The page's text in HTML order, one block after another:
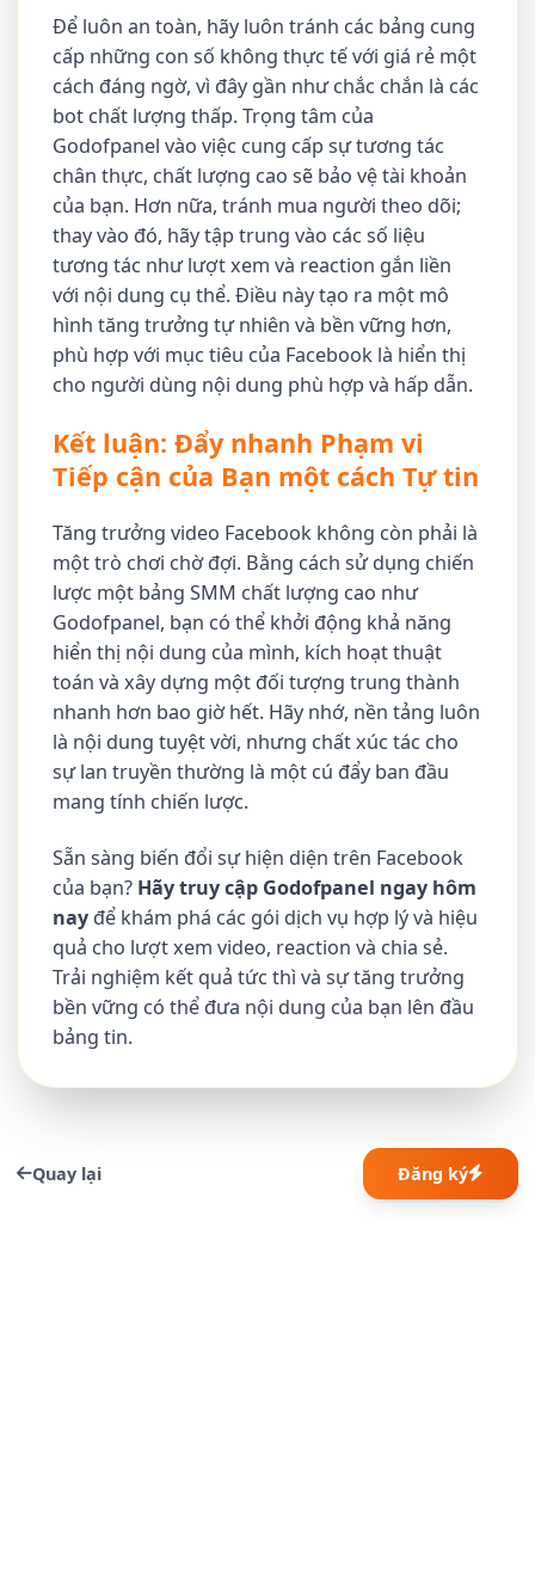
Để luôn an toàn, hãy luôn tránh các bảng cung
cấp những con số không thực tế với giá rẻ một
cách đáng ngờ, vì đây gần như chắc chắn là các
bot chất lượng thấp. Trọng tâm của
Godofpanel vào việc cung cấp sự tương tác
chân thực, chất lượng cao sẽ bảo vệ tài khoản
của bạn. Hơn nữa, tránh mua người theo dõi;
thay vào đó, hãy tập trung vào các số liệu
tương tác như lượt xem và reaction gắn liền
với nội dung cụ thể. Điều này tạo ra một mô
hình tăng trưởng tự nhiên và bền vững hơn,
phù hợp với mục tiêu của Facebook là hiển thị
cho người dùng nội dung phù hợp và hấp dẫn.
Kết luận: Đẩy nhanh Phạm vi
Tiếp cận của Bạn một cách Tự tin
Tăng trưởng video Facebook không còn phải là
một trò chơi chờ đợi. Bằng cách sử dụng chiến
lược một bảng SMM chất lượng cao như
Godofpanel, bạn có thể khởi động khả năng
hiển thị nội dung của mình, kích hoạt thuật
toán và xây dựng một đối tượng trung thành
nhanh hơn bao giờ hết. Hãy nhớ, nền tảng luôn
là nội dung tuyệt vời, nhưng chất xúc tác cho
sự lan truyền thường là một cú đẩy ban đầu
mang tính chiến lược.
Sẵn sàng biến đổi sự hiện diện trên Facebook
của bạn? Hãy truy cập Godofpanel ngay hôm
nay để khám phá các gói dịch vụ hợp lý và hiệu
quả cho lượt xem video, reaction và chia sẻ.
Trải nghiệm kết quả tức thì và sự tăng trưởng
bền vững có thể đưa nội dung của bạn lên đầu
bảng tin.
Quay lại Đăng ký